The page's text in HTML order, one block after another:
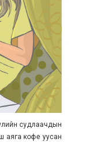
судлаачдын
аяга кофе уусан